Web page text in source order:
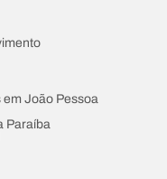
em João Pessoa
Paraíba